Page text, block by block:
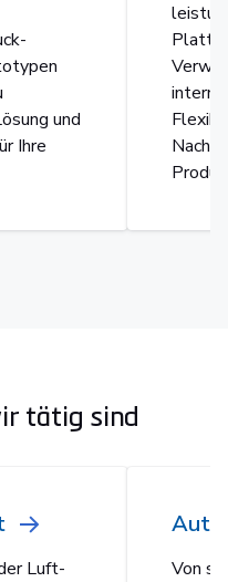
und
Ihre
tätig sind
Luft-
Von